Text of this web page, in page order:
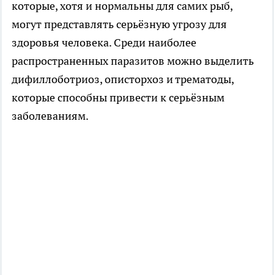
которые, хотя и нормальны для самих рыб,
могут представлять серьёзную угрозу для
здоровья человека. Среди наиболее
распространенных паразитов можно выделить
дифиллоботриоз, описторхоз и трематоды,
которые способны привести к серьёзным
заболеваниям.